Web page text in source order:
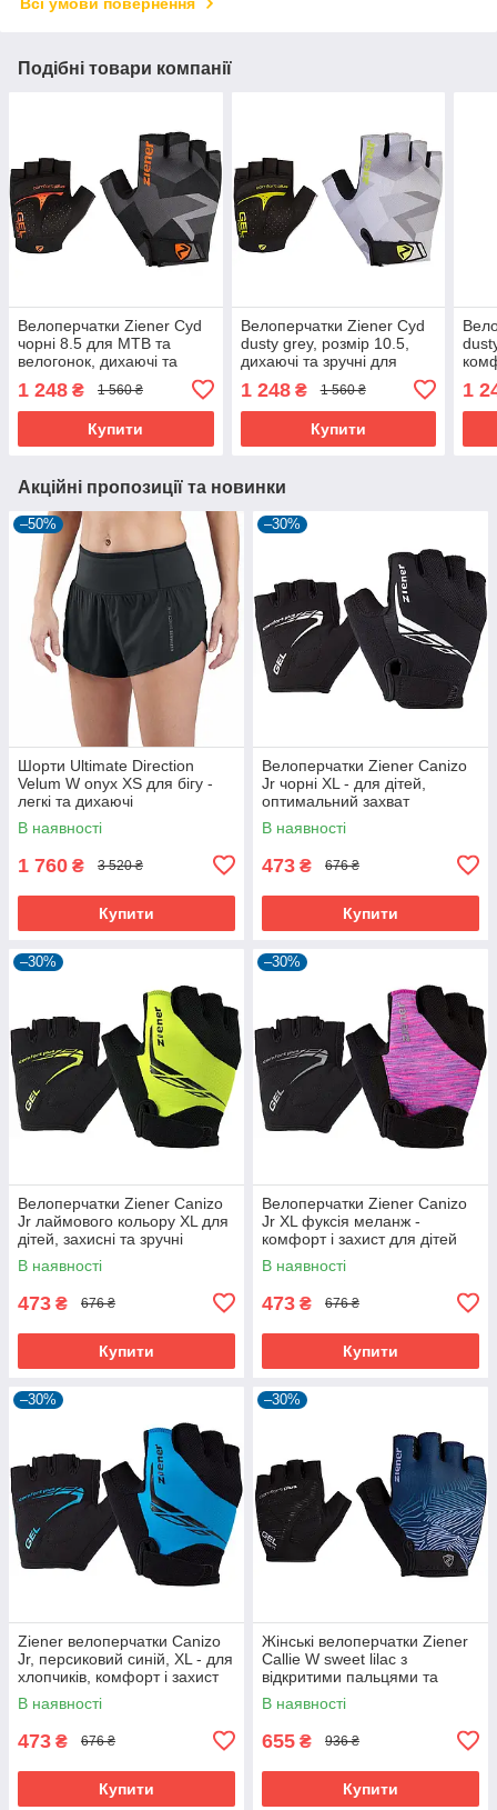
Всі умови повернення
Подібні товари компанії
Велоперчатки Ziener Cyd
чорні 8.5 для MTB та
велогонок, дихаючі та
1 248 ₴ 1 560 ₴
Купити
Велоперчатки Ziener Cyd
dusty grey, розмір 10.5,
дихаючі та зручні для
1 248₴ 1 560 ₴
Купити
1
Акційні пропозиції та новинки
–50%
Шорти Ultimate Direction
Velum W onyx XS для бігу -
легкі та дихаючі
В наявності
1 760 ₴ 3 520 ₴
Купити
–30%
Велоперчатки Ziener Canizo
Jr чорні XL - для дітей,
оптимальний захват
В наявності
473 ₴ 676 ₴
Купити
–30%
Велоперчатки Ziener Canizo
Jr лаймового кольору XL для
дітей, захисні та зручні
В наявності
473 ₴ 676 ₴
Купити
–30%
Велоперчатки Ziener Canizo
Jr XL фуксія меланж -
комфорт і захист для дітей
В наявності
473 ₴ 676 ₴
Купити
–30%
Ziener велоперчатки Canizo
Jr, персиковий синій, XL - для
хлопчиків, комфорт і захист
В наявності
473 ₴ 676 ₴
Купити
–30%
Жінські велоперчатки Ziener
Callie W sweet lilac з
відкритими пальцями та
дихаючою шкірою Amara
В наявності
655 ₴ 936 ₴
Купити